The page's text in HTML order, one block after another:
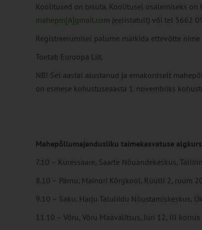
Koolitused on tasuta. Koolitusel osalemiseks
mahepm[A]gmail.com (eelistatult) või tel 5662
Registreerumisel palume märkida ettevõtte
Toetab Euroopa Liit.
NB! Sel aastal alustanud ja emakordselt
on esmese kohustuseaasta 1. novembriks
Mahepõllumajandusliku taimekasvatuse
7.10 – Kuressaare, Saarte Nõuandekeskus,
8.10 – Pärnu, Mainori Kõrgkool, Rüütli 2, ruum
9.10 – Saku, Harju Taluliidu Nõustamiskeskus,
11.10 – Võru, Võru Maavalitsus, Jüri 12, III korrus